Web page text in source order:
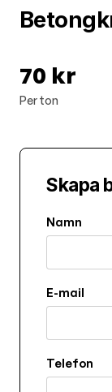
70 kr
Per ton
Skapa
Namn
E-mail
Telefon